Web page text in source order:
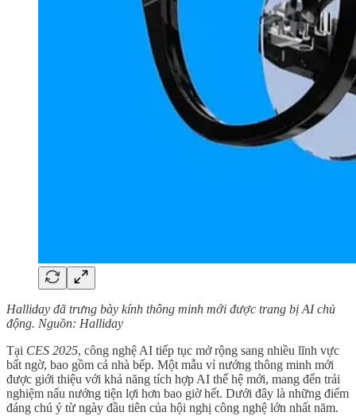
Halliday đã trưng bày kính thông minh mới được trang bị AI chủ
động. Nguồn: Halliday
Tại CES 2025, công nghệ AI tiếp tục mở rộng sang nhiều lĩnh vực
bất ngờ, bao gồm cả nhà bếp. Một mẫu vỉ nướng thông minh mới
được giới thiệu với khả năng tích hợp AI thế hệ mới, mang đến trải
nghiệm nấu nướng tiện lợi hơn bao giờ hết. Dưới đây là những điểm
đáng chú ý từ ngày đầu tiên của hội nghị công nghệ lớn nhất năm.